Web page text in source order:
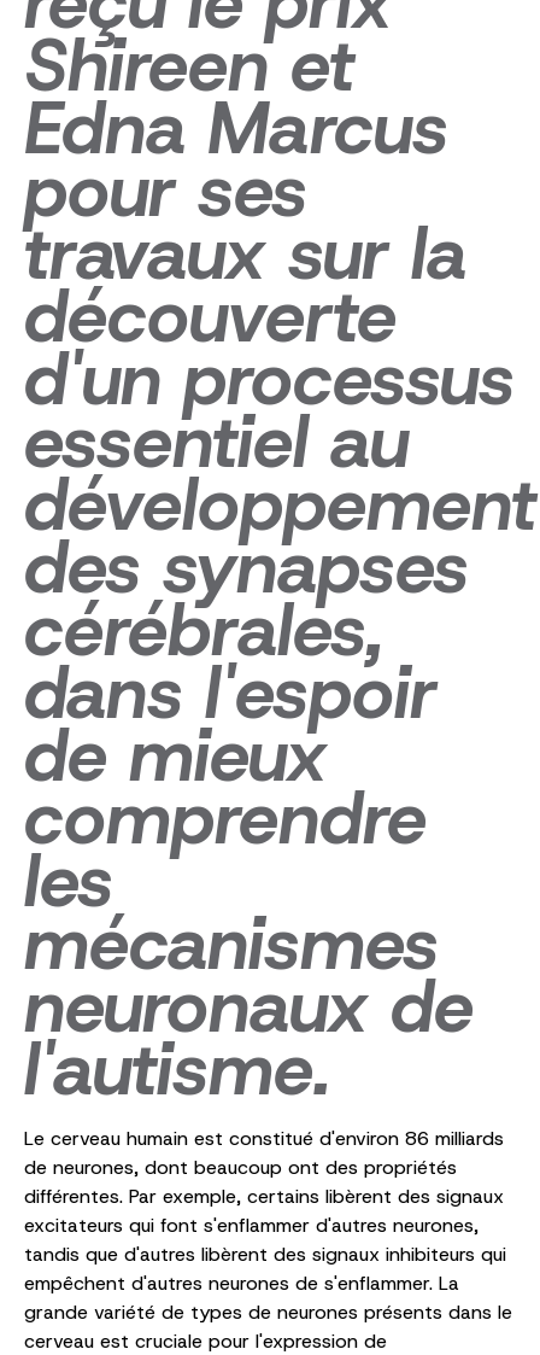
Shireen et
Edna Marcus
pour ses
travaux sur la
découverte
d'un processus
essentiel au
développement
des synapses
cérébrales,
dans l'espoir
de mieux
comprendre
les
mécanismes
neuronaux de
l'autisme.
Le cerveau humain est constitué d'environ 86 milliards
de neurones, dont beaucoup ont des propriétés
différentes. Par exemple, certains libèrent des signaux
excitateurs qui font s'enflammer d'autres neurones,
tandis que d'autres libèrent des signaux inhibiteurs qui
empêchent d'autres neurones de s'enflammer. La
grande variété de types de neurones présents dans le
cerveau est cruciale pour l'expression de